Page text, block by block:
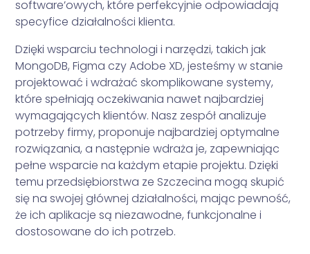
software’owych, które perfekcyjnie odpowiadają
specyfice działalności klienta.
Dzięki wsparciu technologi i narzędzi, takich jak
MongoDB, Figma czy Adobe XD, jesteśmy w stanie
projektować i wdrażać skomplikowane systemy,
które spełniają oczekiwania nawet najbardziej
wymagających klientów. Nasz zespół analizuje
potrzeby firmy, proponuje najbardziej optymalne
rozwiązania, a następnie wdraża je, zapewniając
pełne wsparcie na każdym etapie projektu. Dzięki
temu przedsiębiorstwa ze Szczecina mogą skupić
się na swojej głównej działalności, mając pewność,
że ich aplikacje są niezawodne, funkcjonalne i
dostosowane do ich potrzeb.